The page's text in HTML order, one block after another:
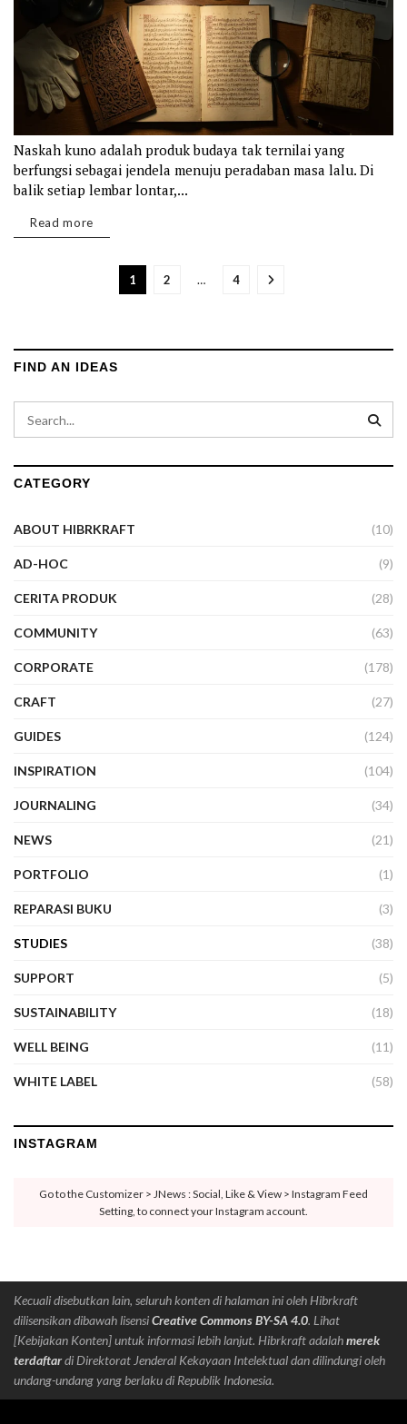
Naskah kuno adalah produk budaya tak ternilai yang
berfungsi sebagai jendela menuju peradaban masa lalu. Di
balik setiap lembar lontar,...
Read moreDetails
1 2 … 4
FIND AN IDEAS
CATEGORY
ABOUT HIBRKRAFT (10)
AD-HOC (9)
CERITA PRODUK (28)
COMMUNITY (63)
CORPORATE (178)
CRAFT (27)
GUIDES (124)
INSPIRATION (104)
JOURNALING (34)
NEWS (21)
PORTFOLIO (1)
REPARASI BUKU (3)
STUDIES (38)
SUPPORT (5)
SUSTAINABILITY (18)
WELL BEING (11)
WHITE LABEL (58)
INSTAGRAM
Go to the Customizer > JNews : Social, Like & View > Instagram Feed
Setting, to connect your Instagram account.
Kecuali disebutkan lain, seluruh konten di halaman ini oleh Hibrkraft
dilisensikan dibawah lisensiCreative Commons BY-SA 4.0. Lihat
[Kebijakan Konten] untuk informasi lebih lanjut. Hibrkraft adalahmerek
terdaftardi Direktorat Jenderal Kekayaan Intelektual dan dilindungi oleh
undang-undang yang berlaku di Republik Indonesia.